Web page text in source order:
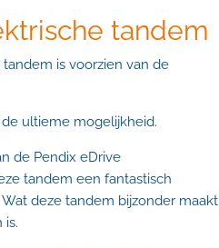
tandem
is voorzien van de
ultieme mogelijkheid.
de Pendix eDrive
tandem een fantastisch
deze tandem bijzonder maakt
is.